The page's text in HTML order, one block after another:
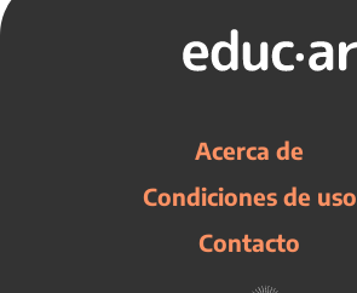
Acerca de
Condiciones de uso
Contacto